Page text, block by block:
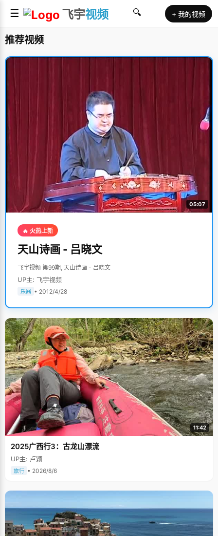
☰ 飞宇视频 🔍 + 我的视频
推荐视频
05:07
🔥 火热上新
天山诗画 - 吕晓文
飞宇视频 第99期, 天山诗画 - 吕晓文
UP主: 飞宇视频
乐器 • 2012/4/28
11:42
2025广西行3：古龙山漂流
UP主: 卢颖
旅行 • 2026/8/6